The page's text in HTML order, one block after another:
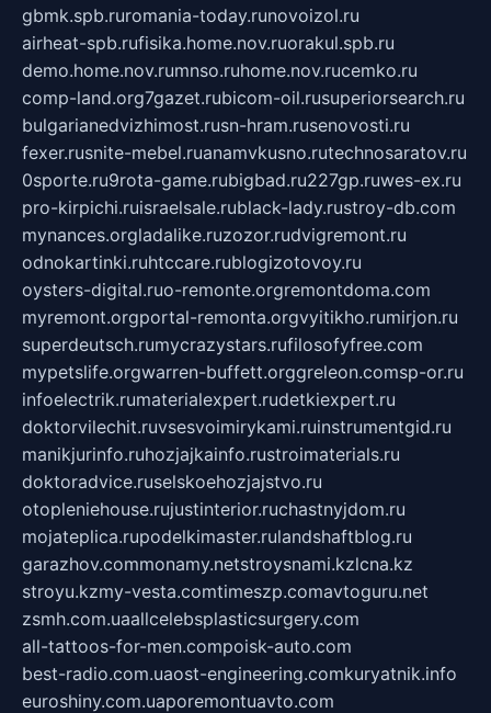
gbmk.spb.ruromania-today.runovoizol.ru
airheat-spb.rufisika.home.nov.ruorakul.spb.ru
demo.home.nov.rumnso.ruhome.nov.rucemko.ru
comp-land.org7gazet.rubicom-oil.rusuperiorsearch.ru
bulgarianedvizhimost.rusn-hram.rusenovosti.ru
fexer.rusnite-mebel.ruanamvkusno.rutechnosaratov.ru
0sporte.ru9rota-game.rubigbad.ru227gp.ruwes-ex.ru
pro-kirpichi.ruisraelsale.rublack-lady.rustroy-db.com
mynances.orgladalike.ruzozor.rudvigremont.ru
odnokartinki.ruhtccare.rublogizotovoy.ru
oysters-digital.ruo-remonte.orgremontdoma.com
myremont.orgportal-remonta.orgvyitikho.rumirjon.ru
superdeutsch.rumycrazystars.rufilosofyfree.com
mypetslife.orgwarren-buffett.orggreleon.comsp-or.ru
infoelectrik.rumaterialexpert.rudetkiexpert.ru
doktorvilechit.ruvsesvoimirykami.ruinstrumentgid.ru
manikjurinfo.ruhozjajkainfo.rustroimaterials.ru
doktoradvice.ruselskoehozjajstvo.ru
otopleniehouse.rujustinterior.ruchastnyjdom.ru
mojateplica.rupodelkimaster.rulandshaftblog.ru
garazhov.commonamy.netstroysnami.kzlcna.kz
stroyu.kzmy-vesta.comtimeszp.comavtoguru.net
zsmh.com.uaallcelebsplasticsurgery.com
all-tattoos-for-men.compoisk-auto.com
best-radio.com.uaost-engineering.comkuryatnik.info
euroshiny.com.uaporemontuavto.com